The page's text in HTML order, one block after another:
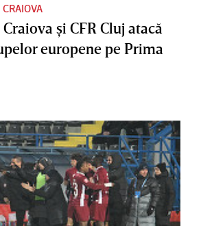
şi CFR Cluj atacă
europene pe Prima